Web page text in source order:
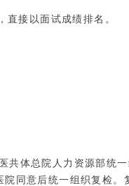
接以面试成绩排名。
体总院人力资源部统
同意后统一组织复检